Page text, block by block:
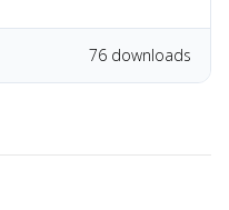
76 downloads